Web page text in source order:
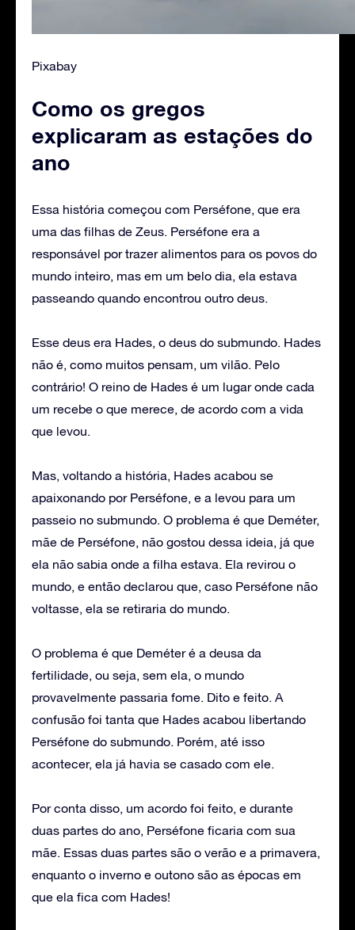
Pixabay
Como os gregos
explicaram as estações do
ano
Essa história começou com Perséfone, que era
uma das filhas de Zeus. Perséfone era a
responsável por trazer alimentos para os povos do
mundo inteiro, mas em um belo dia, ela estava
passeando quando encontrou outro deus.
Esse deus era Hades, o deus do submundo. Hades
não é, como muitos pensam, um vilão. Pelo
contrário! O reino de Hades é um lugar onde cada
um recebe o que merece, de acordo com a vida
que levou.
Mas, voltando a história, Hades acabou se
apaixonando por Perséfone, e a levou para um
passeio no submundo. O problema é que Deméter,
mãe de Perséfone, não gostou dessa ideia, já que
ela não sabia onde a filha estava. Ela revirou o
mundo, e então declarou que, caso Perséfone não
voltasse, ela se retiraria do mundo.
O problema é que Deméter é a deusa da
fertilidade, ou seja, sem ela, o mundo
provavelmente passaria fome. Dito e feito. A
confusão foi tanta que Hades acabou libertando
Perséfone do submundo. Porém, até isso
acontecer, ela já havia se casado com ele.
Por conta disso, um acordo foi feito, e durante
duas partes do ano, Perséfone ficaria com sua
mãe. Essas duas partes são o verão e a primavera,
enquanto o inverno e outono são as épocas em
que ela fica com Hades!